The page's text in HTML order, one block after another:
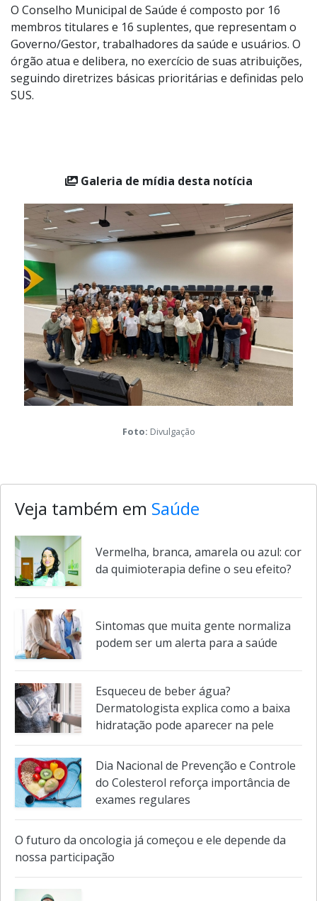
O Conselho Municipal de Saúde é composto por 16
membros titulares e 16 suplentes, que representam o
Governo/Gestor, trabalhadores da saúde e usuários. O
órgão atua e delibera, no exercício de suas atribuições,
seguindo diretrizes básicas prioritárias e definidas pelo
SUS.
Galeria de mídia desta notícia
Divulgação
Veja também em Saúde
Vermelha, branca, amarela ou azul: cor
da quimioterapia define o seu efeito?
Sintomas que muita gente normaliza
podem ser um alerta para a saúde
Esqueceu de beber água?
Dermatologista explica como a baixa
hidratação pode aparecer na pele
Dia Nacional de Prevenção e Controle
do Colesterol reforça importância de
exames regulares
O futuro da oncologia já começou e ele depende da
nossa participação